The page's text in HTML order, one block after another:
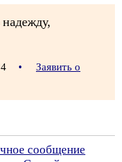
•
Заявить о
сообщение